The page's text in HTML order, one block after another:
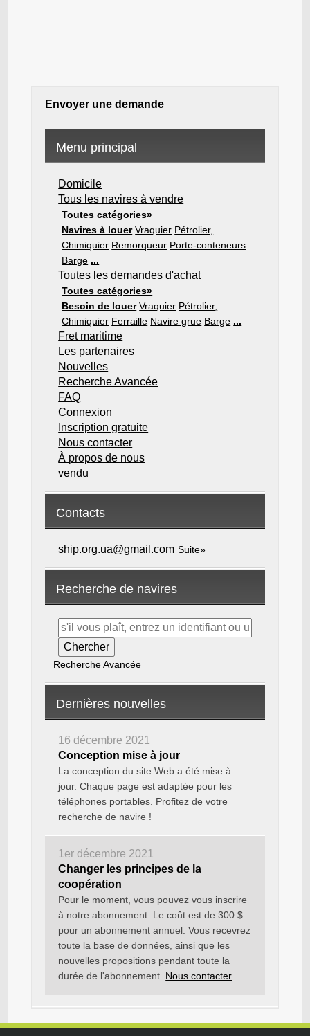
Envoyer une demande
Menu principal
Domicile
Tous les navires à vendre
Toutes catégories»
Navires à louer Vraquier Pétrolier,
Chimiquier Remorqueur Porte-conteneurs
Barge ...
Toutes les demandes d'achat
Toutes catégories»
Besoin de louer Vraquier Pétrolier,
Chimiquier Ferraille Navire grue Barge ...
Fret maritime
Les partenaires
Nouvelles
Recherche Avancée
FAQ
Connexion
Inscription gratuite
Nous contacter
À propos de nous
vendu
Contacts
ship.org.ua@gmail.com Suite»
Recherche de navires
Recherche Avancée
Dernières nouvelles
16 décembre 2021
Conception mise à jour
La conception du site Web a été mise à
jour. Chaque page est adaptée pour les
téléphones portables. Profitez de votre
recherche de navire !
1er décembre 2021
Changer les principes de la
coopération
Pour le moment, vous pouvez vous inscrire
à notre abonnement. Le coût est de 300 $
pour un abonnement annuel. Vous recevrez
toute la base de données, ainsi que les
nouvelles propositions pendant toute la
durée de l'abonnement. Nous contacter